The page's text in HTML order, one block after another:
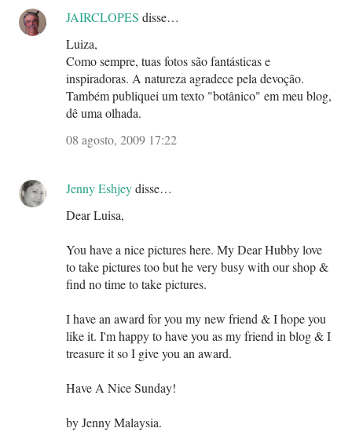
JAIRCLOPES disse…
Luiza,
Como sempre, tuas fotos são fantásticas e
inspiradoras. A natureza agradece pela devoção.
Também publiquei um texto "botânico" em meu blog,
dê uma olhada.
08 agosto, 2009 17:22
Jenny Eshjeydisse…
Dear Luisa,
You have a nice pictures here. My Dear Hubby love
to take pictures too but he very busy with our shop &
find no time to take pictures.
I have an award for you my new friend & I hope you
like it. I'm happy to have you as my friend in blog & I
treasure it so I give you an award.
Have A Nice Sunday!
by Jenny Malaysia.